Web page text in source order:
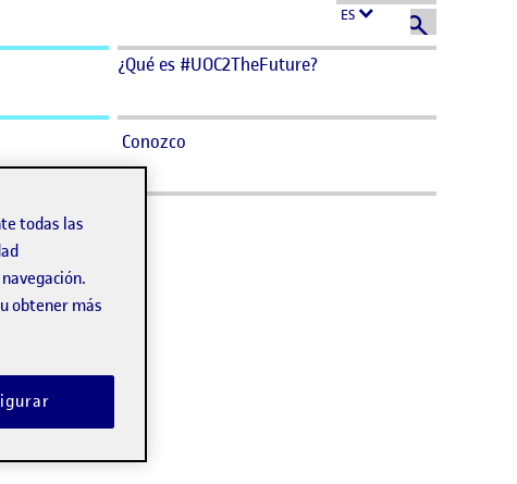
ES
¿Qué es #UOC2TheFuture?
Conozco
todas las
obtener más